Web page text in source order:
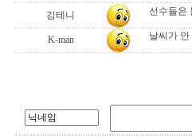
김테니 선수들은
K-man 날씨가